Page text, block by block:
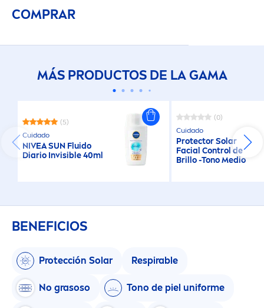
COMPRAR
MÁS PRODUCTOS DE LA GAMA
(5)
Cuidado
NIVEASUN Fluido
Diario Invisible 40ml
(0)
Cuidado
Protector Solar
Facial Control de
Brillo -Tono Medio
BENEFICIOS
Protección Solar Respirable
No grasoso Tono de piel uniforme